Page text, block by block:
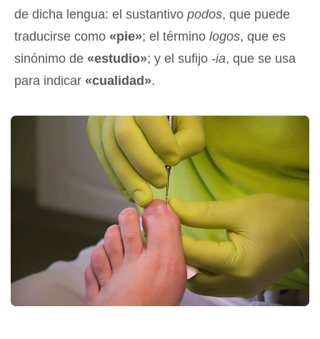
de dicha lengua: el sustantivo podos, que puede
traducirse como «pie»; el término logos, que es
sinónimo de «estudio»; y el sufijo -ia, que se usa
para indicar «cualidad».